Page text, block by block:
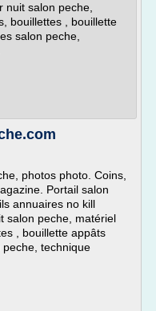
nuit salon peche,
bouillettes , bouillette
salon peche,
photos photo. Coins,
Portail salon
annuaires no kill
salon peche, matériel
, bouillette appâts
technique